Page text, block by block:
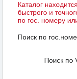
Каталог
быстрого и
по гос. номеру
Поиск по
Поиск по